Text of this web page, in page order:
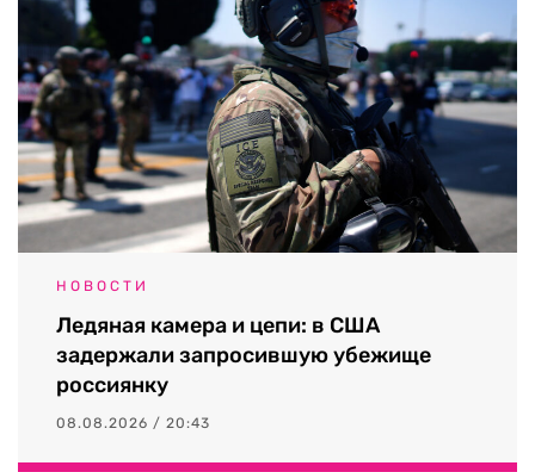
НОВОСТИ
Ледяная камера и цепи: в США
задержали запросившую убежище
россиянку
08.08.2026 / 20:43